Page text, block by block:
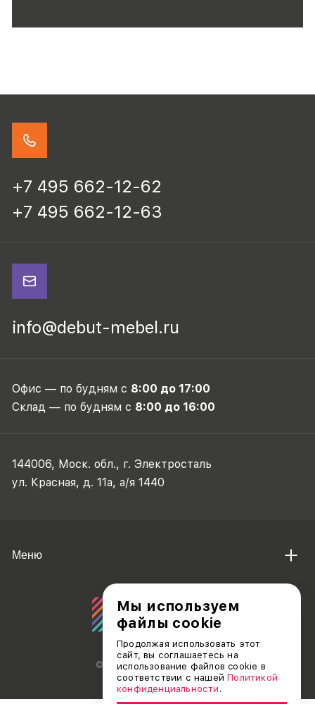
+7 495 662-12-62
+7 495 662-12-63
info@debut-mebel.ru
Офис — по будням с 8:00 до 17:00
Склад — по будням с 8:00 до 16:00
144006, Моск. обл., г. Электросталь
ул. Красная, д. 11а, а/я 1440
© АО «ДЕБЮТ», 2011 — 2026
Меню
Мы используем
файлы cookie
Продолжая использовать этот
сайт, вы соглашаетесь на
использование файлов cookie в
соответствии с нашейПолитикой
конфиденциальности .